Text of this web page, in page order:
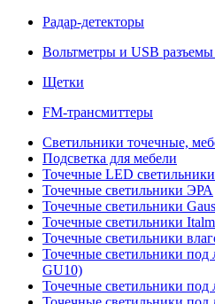
Радар-детекторы
Вольтметры и USB
Щетки
FM-трансмиттеры
Светильники точечные,
Подсветка для мебели
Точечные LED
Точечные светильники ЭРА
Точечные светильники
Точечные светильники
Точечные светильники
Точечные светильники
GU10)
Точечные светильники под